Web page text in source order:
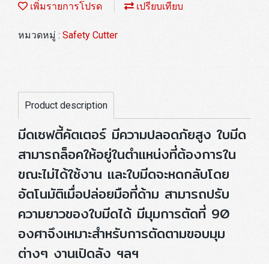
เพิ่มรายการโปรด เปรียบเทียบ
หมวดหมู่ : Safety Cutter
Product description
มีดเซฟตี้คัตเตอร์ มีความปลอดภัยสูง ใบมีด
สามารถล็อคให้อยู่ในตำแหน่งที่ต้องการใน
ขณะไม่ได้ใช้งาน และใบมีดจะหดกลับโดย
อัตโนมัติเมื่อปล่อยมือที่ด้าม สามารถปรับ
ความยาวของใบมีดได้ มีมุมการตัดที่ 90
องศาจึงเหมาะสำหรับการตัดตามขอบมุม
ต่างๆ งานเปิดลัง ฯลฯ